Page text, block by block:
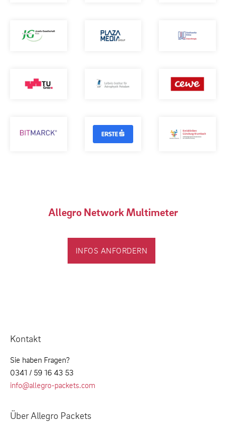
Allegro Network Multimeter
INFOS ANFORDERN
Kontakt
Sie haben Fragen?
0341 / 59 16 43 53
info@allegro-packets.com
Über Allegro Packets